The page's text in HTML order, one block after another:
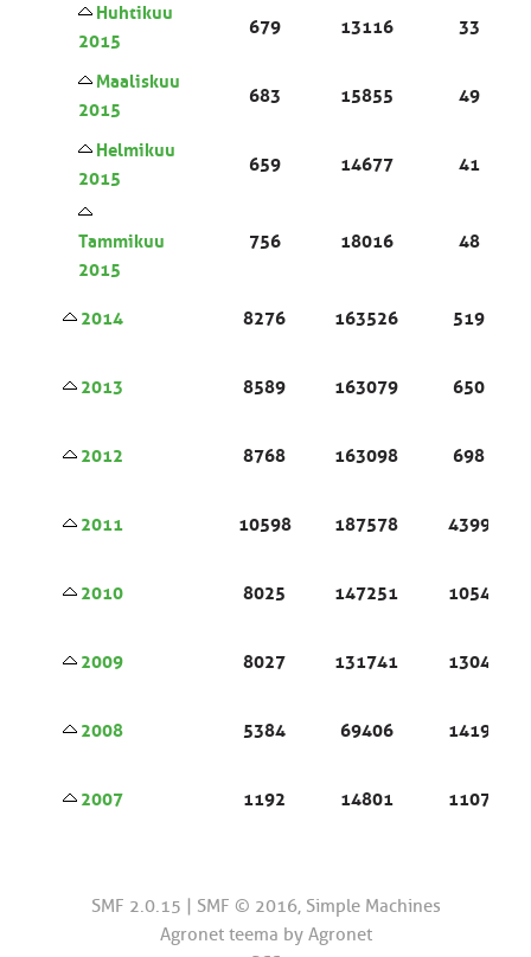
Huhtikuu
2015
679 13116 33
Maaliskuu
2015
683 15855 49
Helmikuu
2015
659 14677 41
Tammikuu
2015
756 18016 48
2014 8276 163526 519
2013 8589 163079 650
2012 8768 163098 698
2011 10598 187578 4399
2010 8025 147251 1054
2009 8027 131741 1304
2008 5384 69406 1419
2007 1192 14801 1107
SMF 2.0.15 | SMF © 2016, Simple Machines
Agronet teema by Agronet